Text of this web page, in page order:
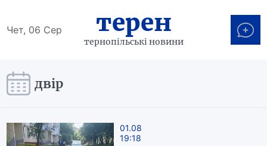
Чет, 06 Сер терен
тернопільські новини
двір
01.08
19:18